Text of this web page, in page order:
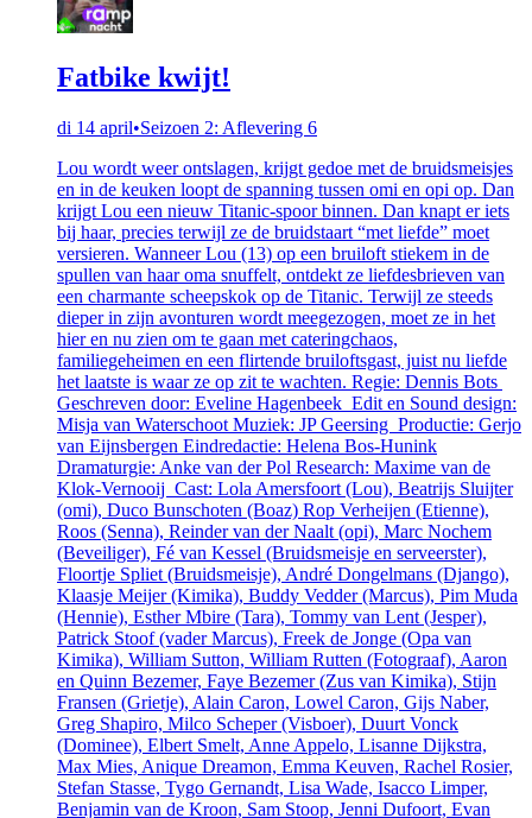
Fatbike kwijt!
di 14 april•Seizoen 2: Aflevering 6
Lou wordt weer ontslagen, krijgt gedoe met de bruidsmeisjes
en in de keuken loopt de spanning tussen omi en opi op. Dan
krijgt Lou een nieuw Titanic-spoor binnen. Dan knapt er iets
bij haar, precies terwijl ze de bruidstaart “met liefde” moet
versieren. Wanneer Lou (13) op een bruiloft stiekem in de
spullen van haar oma snuffelt, ontdekt ze liefdesbrieven van
een charmante scheepskok op de Titanic. Terwijl ze steeds
dieper in zijn avonturen wordt meegezogen, moet ze in het
hier en nu zien om te gaan met cateringchaos,
familiegeheimen en een flirtende bruiloftsgast, juist nu liefde
het laatste is waar ze op zit te wachten. Regie: Dennis Bots
Geschreven door: Eveline Hagenbeek Edit en Sound design:
Misja van Waterschoot Muziek: JP Geersing Productie: Gerjo
van Eijnsbergen Eindredactie: Helena Bos-Hunink
Dramaturgie: Anke van der Pol Research: Maxime van de
Klok-Vernooij Cast: Lola Amersfoort (Lou), Beatrijs Sluijter
(omi), Duco Bunschoten (Boaz) Rop Verheijen (Etienne),
Roos (Senna), Reinder van der Naalt (opi), Marc Nochem
(Beveiliger), Fé van Kessel (Bruidsmeisje en serveerster),
Floortje Spliet (Bruidsmeisje), André Dongelmans (Django),
Klaasje Meijer (Kimika), Buddy Vedder (Marcus), Pim Muda
(Hennie), Esther Mbire (Tara), Tommy van Lent (Jesper),
Patrick Stoof (vader Marcus), Freek de Jonge (Opa van
Kimika), William Sutton, William Rutten (Fotograaf), Aaron
en Quinn Bezemer, Faye Bezemer (Zus van Kimika), Stijn
Fransen (Grietje), Alain Caron, Lowel Caron, Gijs Naber,
Greg Shapiro, Milco Scheper (Visboer), Duurt Vonck
(Dominee), Elbert Smelt, Anne Appelo, Lisanne Dijkstra,
Max Mies, Anique Dreamon, Emma Keuven, Rachel Rosier,
Stefan Stasse, Tygo Gernandt, Lisa Wade, Isacco Limper,
Benjamin van de Kroon, Sam Stoop, Jenni Dufoort, Evan